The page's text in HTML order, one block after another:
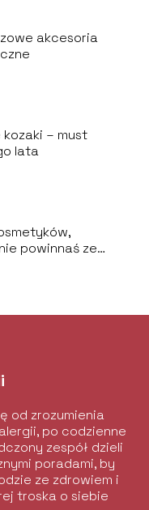
akcesoria
kozaki – must
lata
powinnaś ze
od zrozumienia
po codzienne
zespół dzieli
poradami, by
ze zdrowiem i
troska o siebie